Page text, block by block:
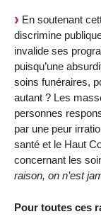
En soutenant
discrimine
invalide ses
puisqu’une
soins funéraires,
autant ? Les
personnes
par une peur
santé et le Haut
concernant les
raison, on n’est
Pour toutes ces